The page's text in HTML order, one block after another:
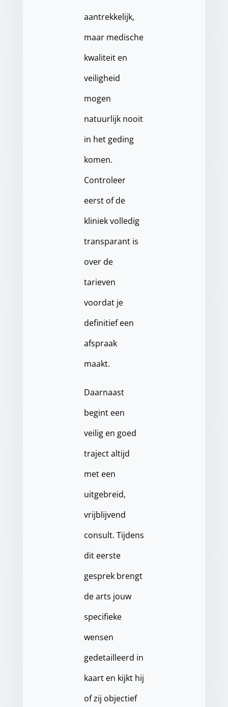
aantrekkelijk,
maar medische
kwaliteit en
veiligheid
mogen
natuurlijk nooit
in het geding
komen.
Controleer
eerst of de
kliniek volledig
transparant is
over de
tarieven
voordat je
definitief een
afspraak
maakt.
Daarnaast
begint een
veilig en goed
traject altijd
met een
uitgebreid,
vrijblijvend
consult. Tijdens
dit eerste
gesprek brengt
de arts jouw
specifieke
wensen
gedetailleerd in
kaart en kijkt hij
of zij objectief